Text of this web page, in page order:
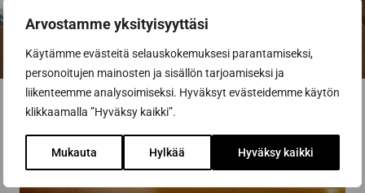
Arvostamme yksityisyyttäsi
Käytämme evästeitä selauskokemuksesi parantamiseksi,
personoitujen mainosten ja sisällön tarjoamiseksi ja
liikenteemme analysoimiseksi. Hyväksyt evästeidemme käytön
klikkaamalla ”Hyväksy kaikki”.
Mukauta Hylkää Hyväksy kaikki